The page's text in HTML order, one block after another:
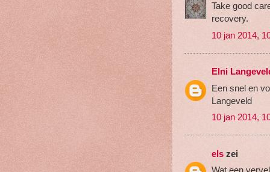
Take good
recovery.
10 jan 2014,
Elni
Een snel en
Langeveld
10 jan 2014,
els zei